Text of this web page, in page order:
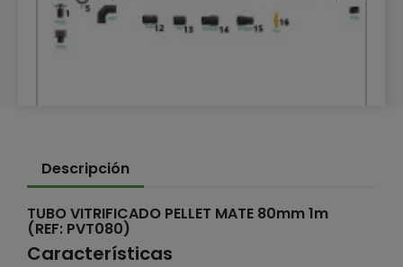
TUBOS DE CALEFACCIÓN PELLET
TUBOS DE CALEFACCIÓN PELLET
Descripción
TUBO VITRIFICADO PELLET MATE 80mm 1m
(REF: PVT080)
Características